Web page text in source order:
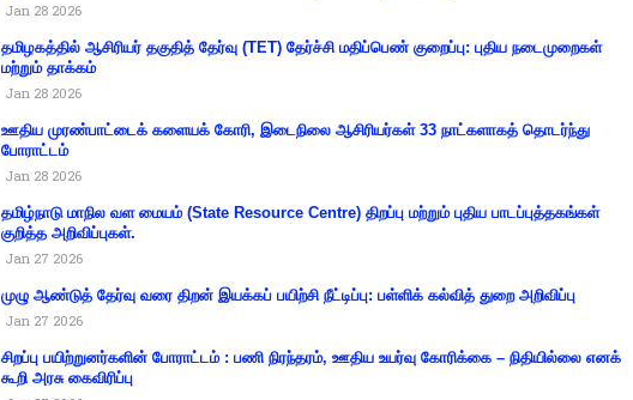
Jan 28 2026
தமிழகத்தில் ஆசிரியர் தகுதித் தேர்வு (TET) தேர்ச்சி மதிப்பெண் குறைப்பு: புதிய நடைமுறைகள்
மற்றும் தாக்கம்
Jan 28 2026
ஊதிய முரண்பாட்டைக் களையக் கோரி, இடைநிலை ஆசிரியர்கள் 33 நாட்களாகத் தொடர்ந்து
போராட்டம்
Jan 28 2026
தமிழ்நாடு மாநில வள மையம் (State Resource Centre) திறப்பு மற்றும் புதிய பாடப்புத்தகங்கள்
குறித்த அறிவிப்புகள்.
Jan 27 2026
முழு ஆண்டுத் தேர்வு வரை திறன் இயக்கப் பயிற்சி நீட்டிப்பு: பள்ளிக் கல்வித் துறை அறிவிப்பு
Jan 27 2026
சிறப்பு பயிற்றுனர்களின் போராட்டம் : பணி நிரந்தரம், ஊதிய உயர்வு கோரிக்கை – நிதியில்லை எனக்
கூறி அரசு கைவிரிப்பு